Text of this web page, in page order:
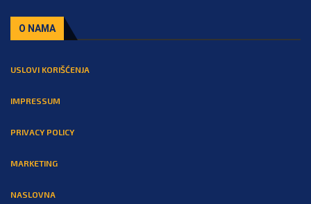
O NAMA
USLOVI KORIŠĆENJA
IMPRESSUM
PRIVACY POLICY
MARKETING
NASLOVNA